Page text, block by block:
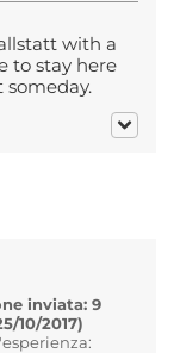
with a
to stay here
inviata: 9
10/2017)